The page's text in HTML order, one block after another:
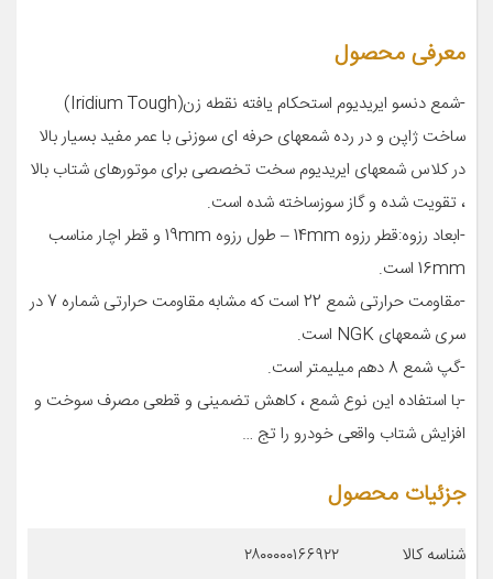
معرفی محصول
-شمع دنسو ایریدیوم استحکام یافته نقطه زن(Iridium Tough)
ساخت ژاپن و در رده شمعهای حرفه ای سوزنی با عمر مفید بسیار بالا
در کلاس شمعهای ایریدیوم سخت تخصصی برای موتورهای شتاب بالا
، تقویت شده و گاز سوزساخته شده است.
-ابعاد رزوه:قطر رزوه 14mm – طول رزوه 19mm و قطر اچار مناسب
16mm است.
-مقاومت حرارتی شمع 22 است که مشابه مقاومت حرارتی شماره 7 در
سری شمعهای NGK است.
-گپ شمع 8 دهم میلیمتر است.
-با استفاده این نوع شمع ، کاهش تضمینی و قطعی مصرف سوخت و
افزایش شتاب واقعی خودرو را تج …
جزئیات محصول
شناسه کالا ۲۸۰۰۰۰۰۱۶۶۹۲۲